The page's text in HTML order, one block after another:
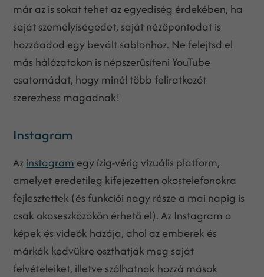
már az is sokat tehet az egyediség érdekében, ha
saját személyiségedet, saját nézőpontodat is
hozzáadod egy bevált sablonhoz. Ne felejtsd el
más hálózatokon is népszerűsíteni YouTube
csatornádat, hogy minél több feliratkozót
szerezhess magadnak!
Instagram
Azinstagram egy ízig-vérig vizuális platform,
amelyet eredetileg kifejezetten okostelefonokra
fejlesztettek (és funkciói nagy része a mai napig is
csak okoseszközökön érhető el). Az Instagram a
képek és videók hazája, ahol az emberek és
márkák kedvükre oszthatják meg saját
felvételeiket, illetve szólhatnak hozzá mások